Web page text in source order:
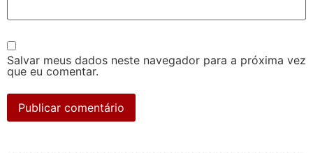
Salvar meus dados neste navegador para a próxima vez
que eu comentar.